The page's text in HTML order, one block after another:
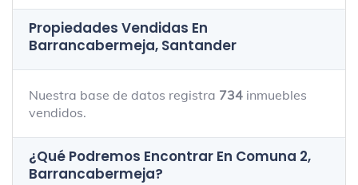
Propiedades Vendidas En
Barrancabermeja, Santander
Nuestra base de datos registra 734 inmuebles
vendidos.
¿Qué Podremos Encontrar En Comuna 2,
Barrancabermeja?